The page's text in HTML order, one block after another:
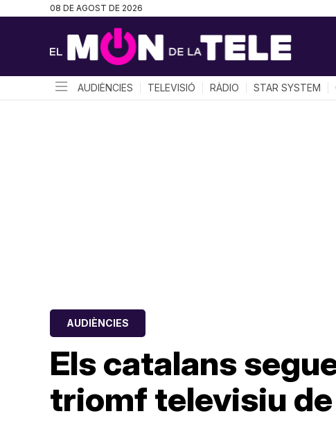
08 DE AGOST DE 2026
AUDIÈNCIES TELEVISIÓ RÀDIO STAR SYSTEM
Els catalans
triomf televisiu
AUDIÈNCIES